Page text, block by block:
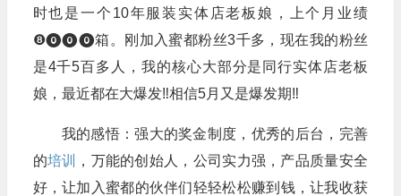
时也是一个10年服装实体店老板娘，上个月业绩
❽⓿⓿⓿箱。刚加入蜜都粉丝3千多，现在我的粉丝
是4千5百多人，我的核心大部分是同行实体店老板
娘，最近都在大爆发‼️相信5月又是爆发期‼️
我的感悟：强大的奖金制度，优秀的后台，完善
的培训
，万能的创始人，公司实力强，产品质量安全
好，让加入蜜都的伙伴们轻轻松松赚到钱，让我收获